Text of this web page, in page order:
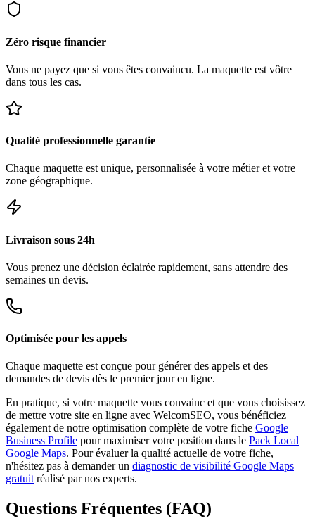
Zéro risque financier
Vous ne payez que si vous êtes convaincu. La maquette est vôtre
dans tous les cas.
Qualité professionnelle garantie
Chaque maquette est unique, personnalisée à votre métier et votre
zone géographique.
Livraison sous 24h
Vous prenez une décision éclairée rapidement, sans attendre des
semaines un devis.
Optimisée pour les appels
Chaque maquette est conçue pour générer des appels et des
demandes de devis dès le premier jour en ligne.
En pratique, si votre maquette vous convainc et que vous choisissez
de mettre votre site en ligne avec WelcomSEO, vous bénéficiez
également de notre optimisation complète de votre fiche Google
Business Profile pour maximiser votre position dans le Pack Local
Google Maps. Pour évaluer la qualité actuelle de votre fiche,
n'hésitez pas à demander un diagnostic de visibilité Google Maps
gratuitréalisé par nos experts.
Questions Fréquentes (FAQ)